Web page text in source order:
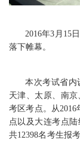
2016年3月15
落下帷幕。
本次考试省内
天津、太原、南
考区考点。从
点以及大连考点
共12398名考生报